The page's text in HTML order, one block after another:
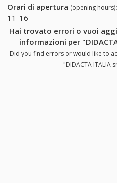
Orari di apertura (opening hours):
11-16
Hai trovato errori o vuoi
informazioni per
Did you find errors or would like to
"DIDACTA ITALIA